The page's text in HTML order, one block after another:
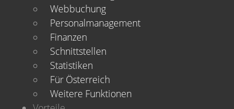
Webbuchung
Personalmanagement
Finanzen
Schnittstellen
Statistiken
Für Österreich
Weitere Funktionen